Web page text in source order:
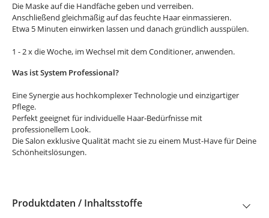
Die Maske auf die Handfäche geben und verreiben.
Anschließend gleichmäßig auf das feuchte Haar einmassieren.
Etwa 5 Minuten einwirken lassen und danach gründlich ausspülen.
1 - 2 x die Woche, im Wechsel mit dem Conditioner, anwenden.
Was ist System Professional?
Eine Synergie aus hochkomplexer Technologie und einzigartiger
Pflege.
Perfekt geeignet für individuelle Haar-Bedürfnisse mit
professionellem Look.
Die Salon exklusive Qualität macht sie zu einem Must-Have für Deine
Schönheitslösungen.
Produktdaten / Inhaltsstoffe